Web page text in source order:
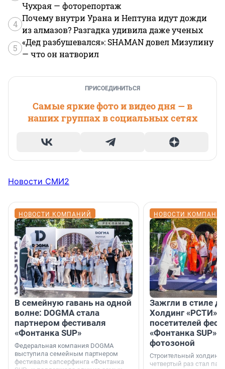
Чухрая — фоторепортаж
4
Почему внутри Урана и Нептуна идут дожди
из алмазов? Разгадка удивила даже ученых
5
«Дед разбушевался»: SHAMAN довел Мизулину
— что он натворил
ПРИСОЕДИНИТЬСЯ
Самые яркие фото и видео дня — в
наших группах в социальных сетях
Новости СМИ2
НОВОСТИ КОМПАНИЙ
В семейную гавань на одной
волне: DOGMA стала
партнером фестиваля
«Фонтанка SUP»
Федеральная компания DOGMA
выступила семейным партнером
фестиваля сапсерфинга «Фонтанка
НОВОСТИ
Зажгли в стиле
Холдинг «РСТИ»
посетителей
«Фонтанка SUP»
фотозоной
Строительный холдинг
четвертый раз стал